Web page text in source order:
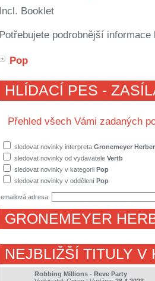
Incl. Booklet
Potřebujete podrobnější
Pop
HLÍDACÍ PES -
Přehled všech Vámi zadaných
sledovat novinky interpreta Gronemeyer
sledovat novinky od vydavatele Vertb
sledovat novinky v kategorii Pop
sledovat novinky v oddělení Pop
emailová adresa:
GRONEMEYER
NEJBLIŽŠÍ TITULY V
Robbing Millions - Reve Party